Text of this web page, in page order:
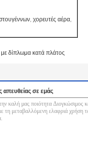
χορευτές αέρα,
δίπλωμα κατά πλάτος
απευθείας σε εμάς